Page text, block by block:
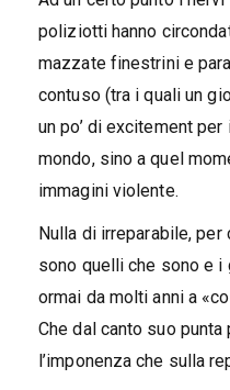
poliziotti hanno
mazzate finestrini e
contuso (tra i quali un
un po’ di excitement
mondo, sino a quel
immagini violente.
Nulla di irreparabile,
sono quelli che sono e i
ormai da molti anni a
Che dal canto suo
l’imponenza che sulla